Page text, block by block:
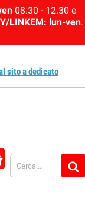
08.30 - 12.30 e
LINKEM: lun-ven.
sito a dedicato